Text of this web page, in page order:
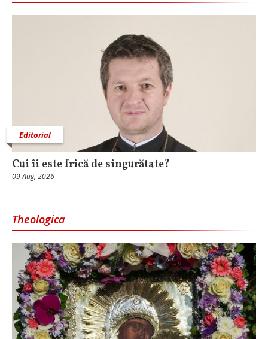
Editorial
Cui îi este frică de singurătate?
09 Aug, 2026
Theologica